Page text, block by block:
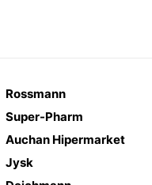
Rossmann
Super-Pharm
Auchan Hipermarket
Jysk